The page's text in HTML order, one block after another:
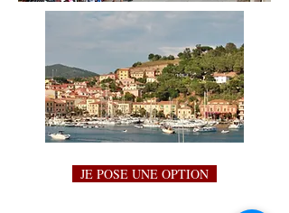
JE POSE UNE OPTION